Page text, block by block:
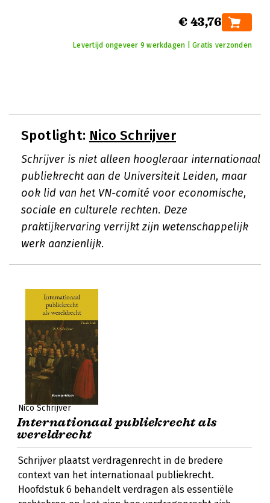
€ 43,76
Levertijd ongeveer 9 werkdagen | Gratis verzonden
Spotlight: Nico Schrijver
Schrijver is niet alleen hoogleraar internationaal
publiekrecht aan de Universiteit Leiden, maar
ook lid van het VN-comité voor economische,
sociale en culturele rechten. Deze
praktijkervaring verrijkt zijn wetenschappelijk
werk aanzienlijk.
Nico Schrijver
Internationaal publiekrecht als
wereldrecht
Schrijver plaatst verdragenrecht in de bredere
context van het internationaal publiekrecht.
Hoofdstuk 6 behandelt verdragen als essentiële